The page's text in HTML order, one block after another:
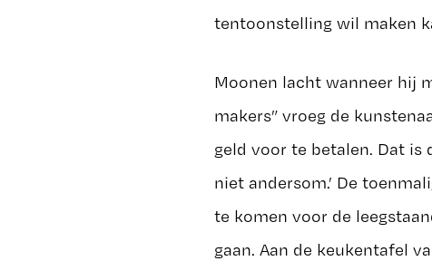
tentoonstelling wil maken
Moonen lacht wanneer hij
makers” vroeg de
geld voor te betalen. Dat is
niet andersom.’ De
te komen voor de
gaan. Aan de keukentafel